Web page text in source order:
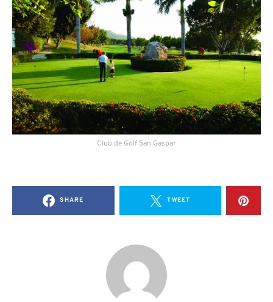
Club de Golf San Gaspar
SHARE TWEET